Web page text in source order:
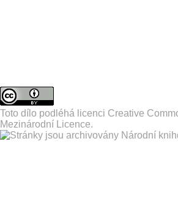
Toto dílo podléhá licenci Creative
Mezinárodní Licence.